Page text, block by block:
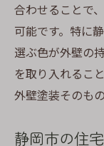
合わせることで
可能です。特に
選ぶ色が外壁の
を取り入れるこ
外壁塗装そのも
静岡市の住